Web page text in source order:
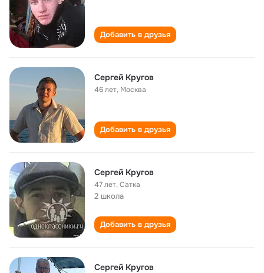
Добавить в друзья
Сергей Кругов
46 лет, Москва
Добавить в друзья
Сергей Кругов
47 лет,Сатка
2 школа
Добавить в друзья
Сергей Кругов